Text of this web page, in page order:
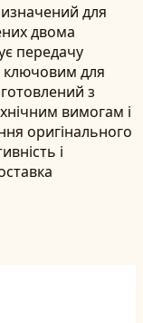
для
двома
передачу
ключовим для
з
вимогам і
оригінального
і